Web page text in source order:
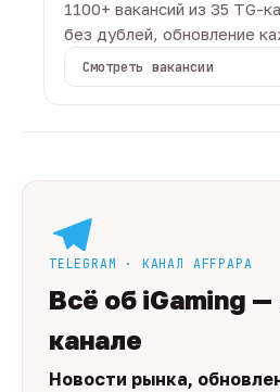
1100+ вакансий из 35 TG-
без дублей, обновление
Смотреть вакансии
TELEGRAM · КАНАЛ AFFPAPA
Всё об iGaming
канале
Новости рынка,